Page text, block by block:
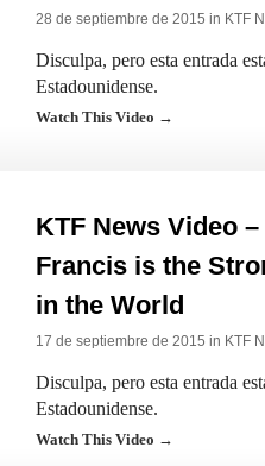
28 de septiembre de 2015 in KTF
Disculpa, pero esta entrada
Estadounidense.
Watch This Video →
KTF News Video
Francis is the
in the World
17 de septiembre de 2015 in KTF
Disculpa, pero esta entrada
Estadounidense.
Watch This Video →